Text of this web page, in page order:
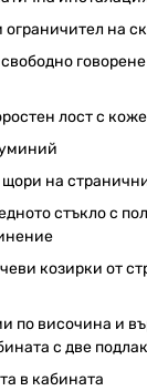
ограничител на
лост с
на
стъкло с
козирки от
по височина и
с две
в кабината